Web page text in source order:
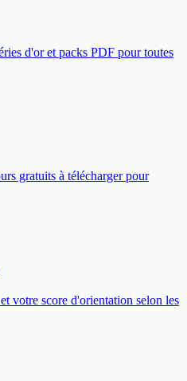
d'or et packs PDF pour toutes
gratuits à télécharger pour
votre score d'orientation selon les